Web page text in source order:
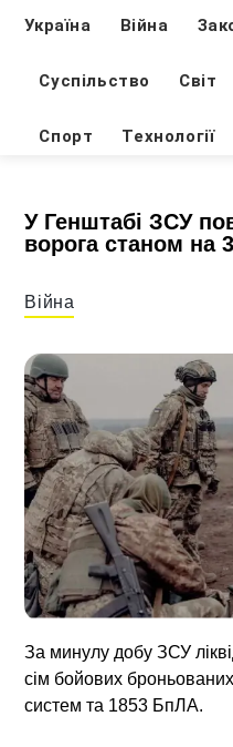
Україна Війна
Суспільство Світ
Спорт Технології
У Генштабі ЗСУ
ворога станом на
Війна
За минулу добу ЗСУ
сім бойових
систем та 1853 БпЛА.